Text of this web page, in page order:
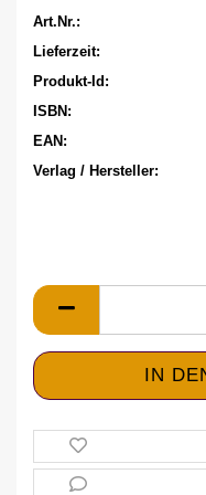
Art.Nr.:
Lieferzeit:
Produkt-Id:
ISBN:
EAN:
Verlag / Hersteller: